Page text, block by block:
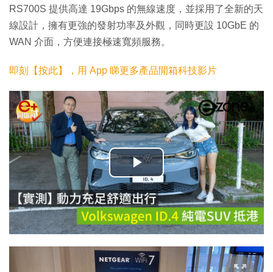
RS700S 提供高達 19Gbps 的無線速度，並採用了全新的天
線設計，擁有更強的發射功率及外觀，同時更設 10GbE 的
WAN 介面，方便連接極速寬頻服務。
即刻【按此】，用 App 睇更多產品開箱科技影片
播
放
影
片